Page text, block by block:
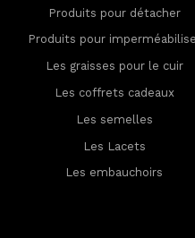
Produits pour détacher
Produits pour imperméabilis
Les graisses pour le cuir
Les coffrets cadeaux
Les semelles
Les Lacets
Les embauchoirs